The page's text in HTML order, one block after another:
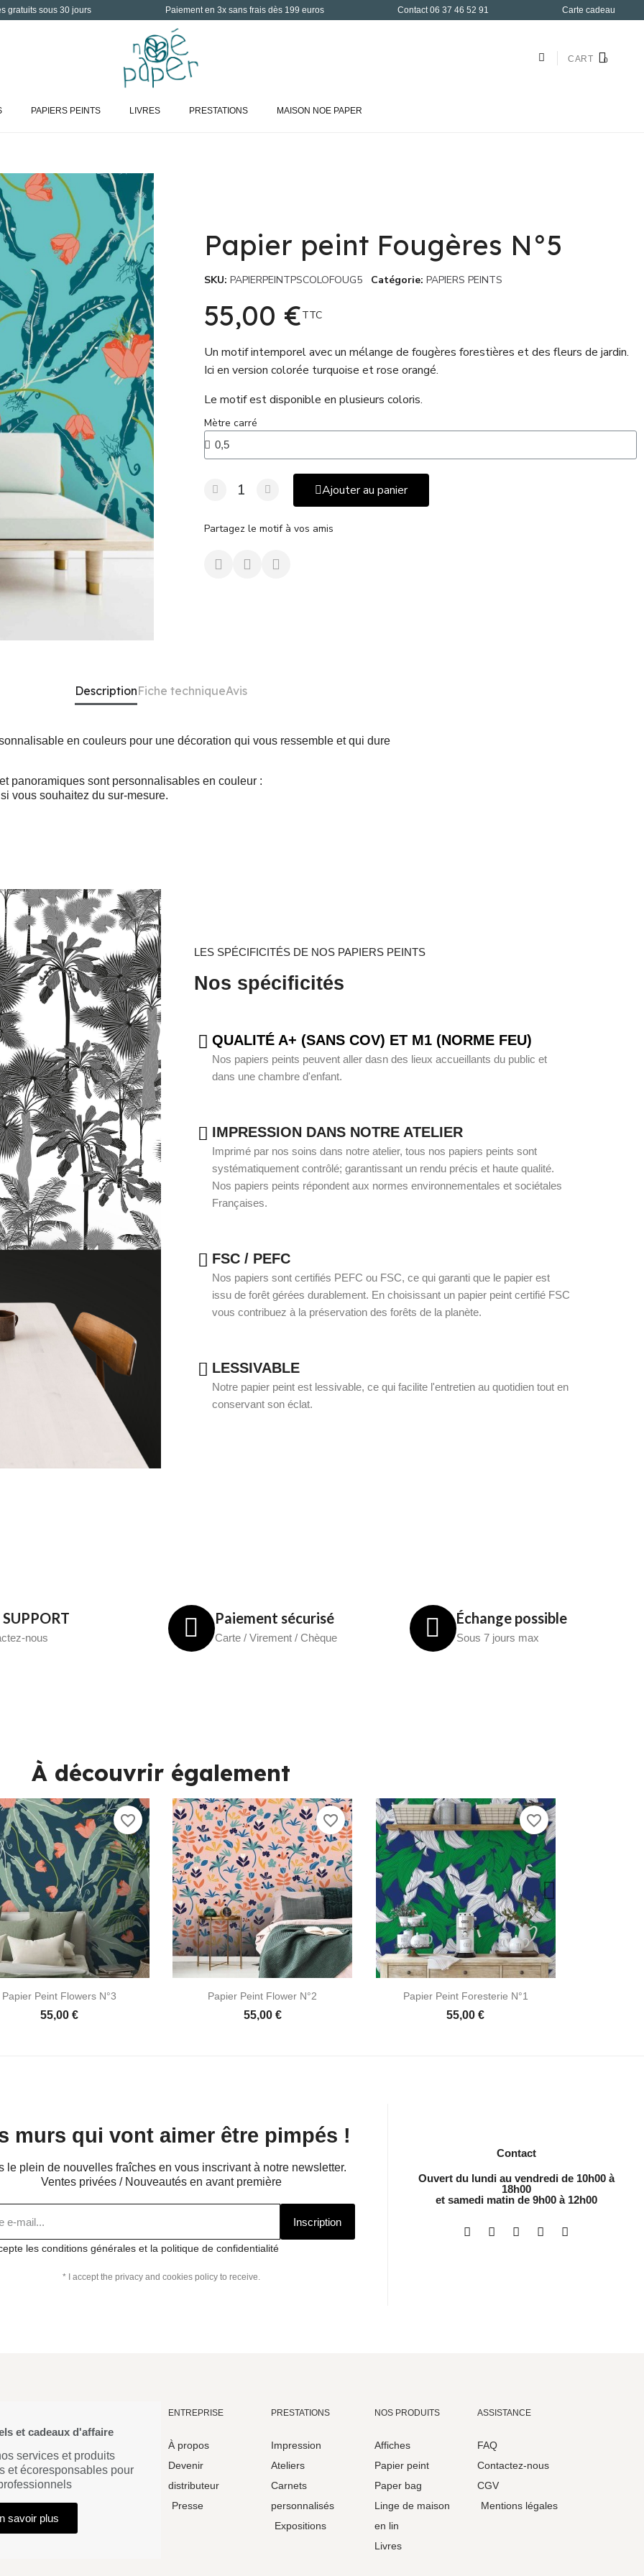
gratuits sous 30 jours Paiement en 3x sans frais dès 199 euros Contact 06 37 46 52 91 Carte cadeau
CART
PAPIERS PEINTS LIVRES PRESTATIONS MAISON NOE PAPER
Papier peint Fougères N°5
SKU PAPIERPEINTPSCOLOFOUG5 Catégorie PAPIERS PEINTS
55,00 €TTC
Un motif intemporel avec un mélange de fougères forestières et des fleurs de jardin.
Ici en version colorée turquoise et rose orangé.
Le motif est disponible en plusieurs coloris.
Mètre carré
Ajouter au panier
Partagez le motif à vos amis
DescriptionFiche techniqueAvis
en couleurs pour une décoration qui vous ressemble et qui dure
panoramiques sont personnalisables en couleur :
vous souhaitez du sur-mesure.
LES SPÉCIFICITÉS DE NOS PAPIERS PEINTS
Nos spécificités
QUALITÉ A+ (SANS COV) ET M1 (NORME FEU)
Nos papiers peints peuvent aller dasn des lieux accueillants du public et
dans une chambre d'enfant.
IMPRESSION DANS NOTRE ATELIER
Imprimé par nos soins dans notre atelier, tous nos papiers peints sont
systématiquement contrôlé; garantissant un rendu précis et haute qualité.
Nos papiers peints répondent aux normes environnementales et sociétales
Françaises.
FSC / PEFC
Nos papiers sont certifiés PEFC ou FSC, ce qui garanti que le papier est
issu de forêt gérées durablement. En choisissant un papier peint certifié FSC
vous contribuez à la préservation des forêts de la planète.
LESSIVABLE
Notre papier peint est lessivable, ce qui facilite l'entretien au quotidien tout en
conservant son éclat.
nous
Paiement sécurisé
Carte / Virement / Chèque
Échange possible
Sous 7 jours max
À découvrir également
Aperçu rapide
Papier Peint Flowers N°3
55,00 €
favorite_border
Aperçu rapide
Papier Peint Flower N°2
55,00 €
favorite_border
Aperçu rapide
Papier Peint Foresterie N°1
55,00 €
favorite_border
murs qui vont aimer être pimpés !
le plein de nouvelles fraîches en vous inscrivant à notre newsletter.
Ventes privées / Nouveautés en avant première
Inscription
les conditions générales et la politique de confidentialité
* I accept the privacy and cookies policy to receive.
Contact
Ouvert du lundi au vendredi de 10h00 à
18h00
et samedi matin de 9h00 à 12h00
et cadeaux d'affaire
services et produits
et écoresponsables pour
savoir plus
ENTREPRISE
À propos
Devenir
distributeur
Presse
PRESTATIONS
Impression
Ateliers
Carnets
personnalisés
Expositions
NOS PRODUITS
Affiches
Papier peint
Paper bag
Linge de maison
en lin
Livres
ASSISTANCE
FAQ
Contactez-nous
CGV
Mentions légales